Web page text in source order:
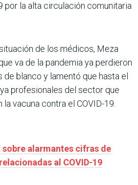
por la alta circulación comunitaria
de los médicos, Meza
va de la pandemia ya perdieron
de blanco y lamentó que hasta el
profesionales del sector que
vacuna contra el COVID-19.
sobre alarmantes cifras de
al COVID-19